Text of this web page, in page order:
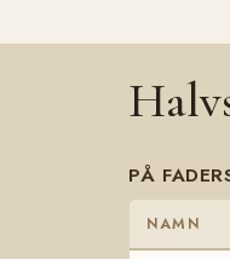
PÅ
NAMN